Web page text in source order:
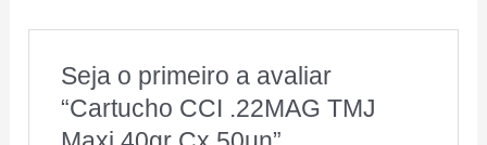
Seja o primeiro a avaliar
“Cartucho CCI .22MAG TMJ